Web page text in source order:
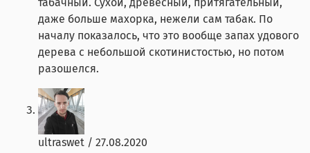
даже больше махорка, нежели сам табак. По
началу показалось, что это вообще запах удового
дерева с небольшой скотинистостью, но потом
разошелся.
ultraswet / 27.08.2020